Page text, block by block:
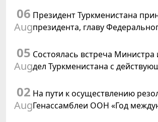
Туркменистане
06
Aug
Президент Туркменистана
президента, главу
Швейцарской Конфедерации
05
Aug
Состоялась встреча
дел Туркменистана с
02
Aug
На пути к осуществлению
Генассамблеи ООН «Год